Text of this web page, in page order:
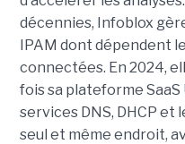
décennies, Infoblox
IPAM dont dépendent
connectées. En 2024,
fois sa plateforme
services DNS, DHCP et
seul et même endroit,